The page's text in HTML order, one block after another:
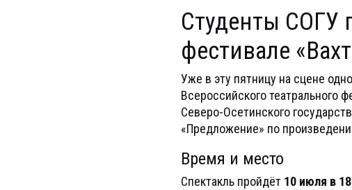
Студенты СОГУ
фестивале
Уже в эту пятницу на сцене
Всероссийского театрального
Северо-Осетинского
«Предложение» по
Время и место
Спектакль пройдёт 10 июля в